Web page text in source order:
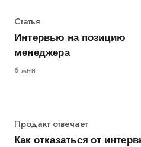
Категория
Статья
Интервью на позицию
менеджера
6 мин
Категория
Продакт отвечает
Как отказаться от